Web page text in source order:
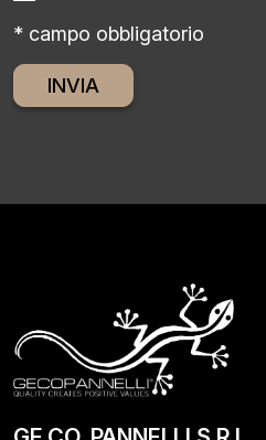
* campo obbligatorio